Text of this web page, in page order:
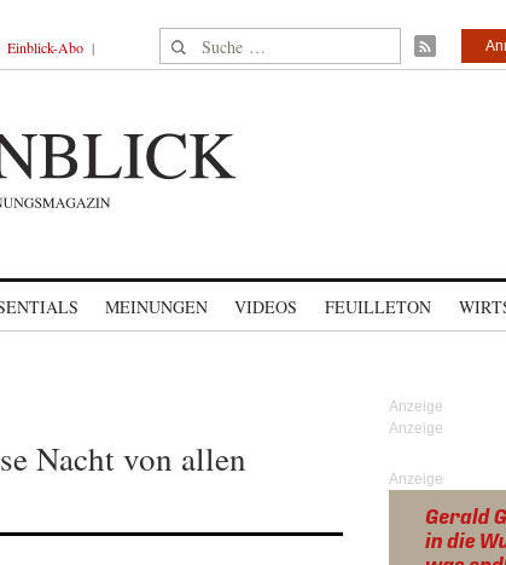
Einblick-Abo Suche nach:
MEINUNGEN VIDEOS FEUILLETON
Nacht von allen
Anzeige